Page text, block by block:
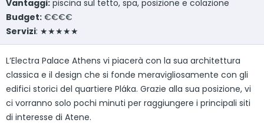
Vantaggi: piscina sul tetto, spa, posizione e colazione
Budget: €€€€
Servizi: ★★★★★
L’Electra Palace Athens vi piacerà con la sua architettura
classica e il design che si fonde meravigliosamente con gli
edifici storici del quartiere Pláka. Grazie alla sua posizione, vi
ci vorranno solo pochi minuti per raggiungere i principali siti
di interesse di Atene.